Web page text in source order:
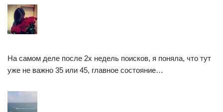
На самом деле после 2х недель поисков, я поняла, что тут
уже не важно 35 или 45, главное состояние…